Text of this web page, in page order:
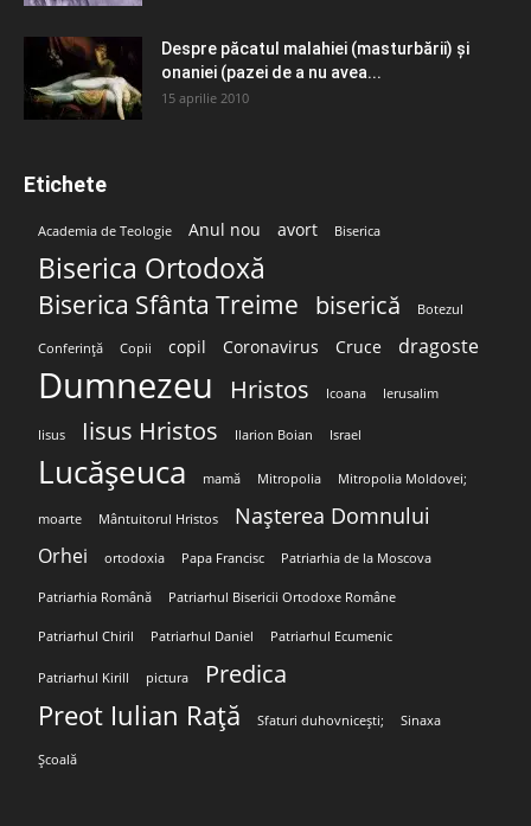
Despre păcatul malahiei (masturbării) şi
onaniei (pazei de a nu avea...
15 aprilie 2010
Etichete
Academia de Teologie Anul nou avort Biserica
Biserica Ortodoxă
Biserica Sfânta Treime biserică Botezul
Conferință Copii copil Coronavirus Cruce dragoste
Dumnezeu Hristos Icoana Ierusalim
Iisus Iisus Hristos Ilarion Boian Israel
Lucășeuca mamă Mitropolia Mitropolia Moldovei;
moarte Mântuitorul Hristos Nașterea Domnului
Orhei ortodoxia Papa Francisc Patriarhia de la Moscova
Patriarhia Română Patriarhul Bisericii Ortodoxe Române
Patriarhul Chiril Patriarhul Daniel Patriarhul Ecumenic
Patriarhul Kirill pictura Predica
Preot Iulian Rață Sfaturi duhovnicești; Sinaxa
Școală